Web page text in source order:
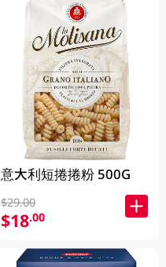
意大利短捲捲粉 500G
$29.00
$18.00